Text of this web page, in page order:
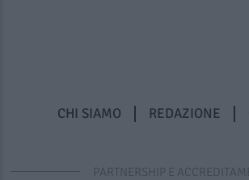
CHI SIAMO REDAZIONE
PARTNERSHIP E